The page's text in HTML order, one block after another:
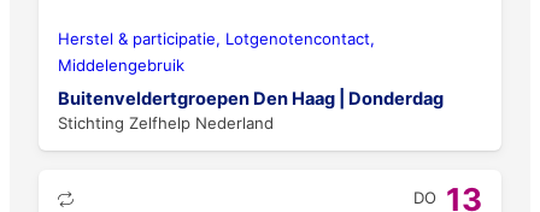
Herstel & participatie, Lotgenotencontact,
Middelengebruik
Buitenveldertgroepen Den Haag | Donderdag
Stichting Zelfhelp Nederland
DO 13